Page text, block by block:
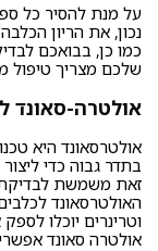
על מנת להסיר כל
נכון, את הריון
כמו כן, בבואכם
שלכם מצריך טיפול
אולטרה-סאונד
אולטרסאונד היא
בתדר גבוה כדי
זאת משמשת לבדיקת
האולטרסאונד
וטרינרים יוכלו
אולטרה סאונד